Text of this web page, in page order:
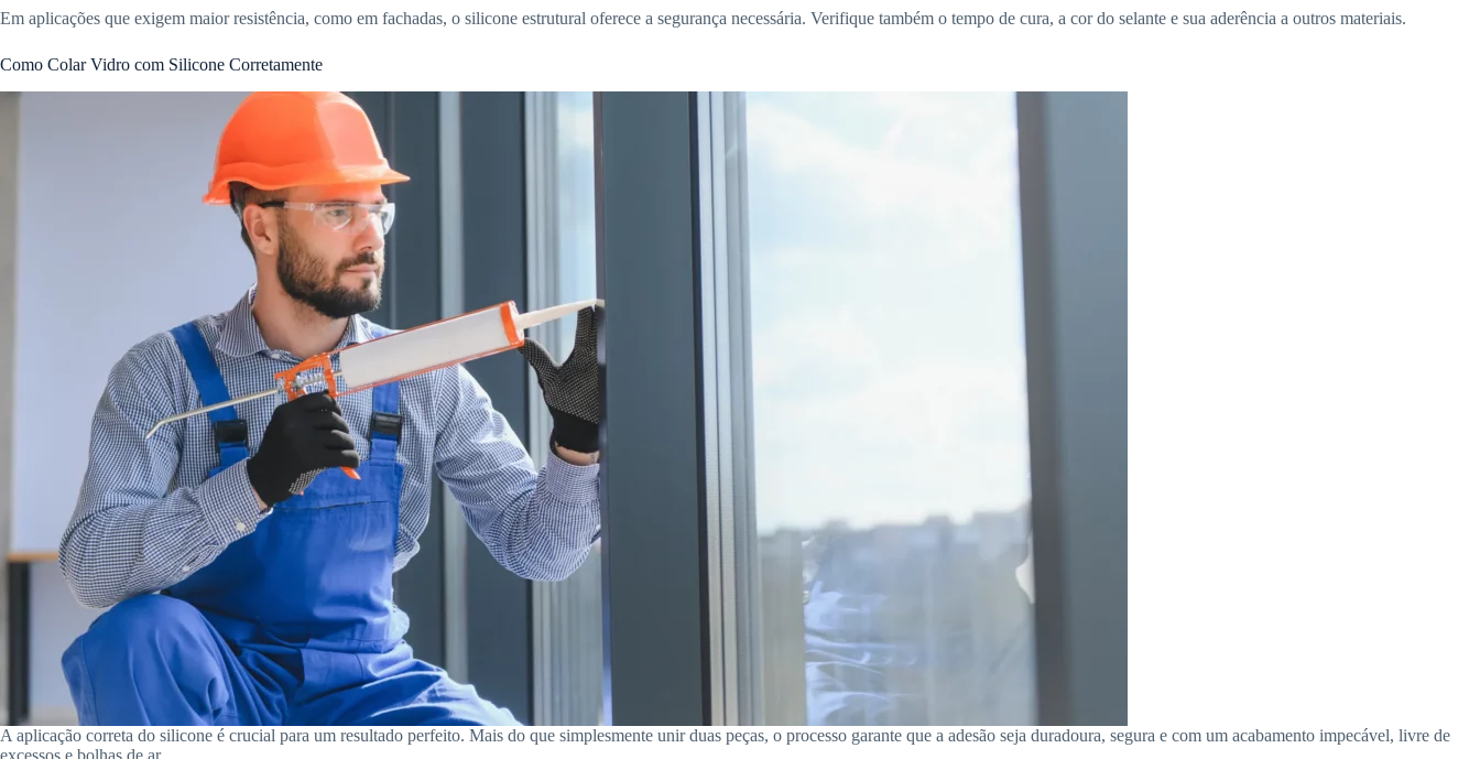
Em aplicações que exigem maior resistência, como em fachadas, o silicone estrutural oferece a segurança necessária. Verifique também o tempo de cura, a cor do selante e sua aderência a outros materiais.
Como Colar Vidro com Silicone Corretamente
A aplicação correta do silicone é crucial para um resultado perfeito. Mais do que simplesmente unir duas peças, o processo garante que a adesão seja duradoura, segura e com um acabamento impecável, livre de